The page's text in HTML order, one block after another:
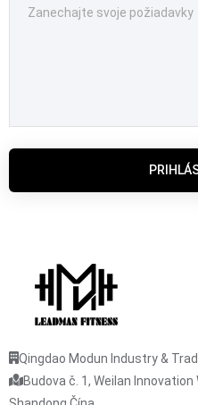
Qingdao Modun Industry &
Budova č. 1, Weilan Innovation